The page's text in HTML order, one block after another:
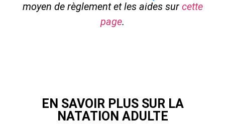
moyen de règlement et les aides sur cette
page.
EN SAVOIR PLUS SUR LA
NATATION ADULTE